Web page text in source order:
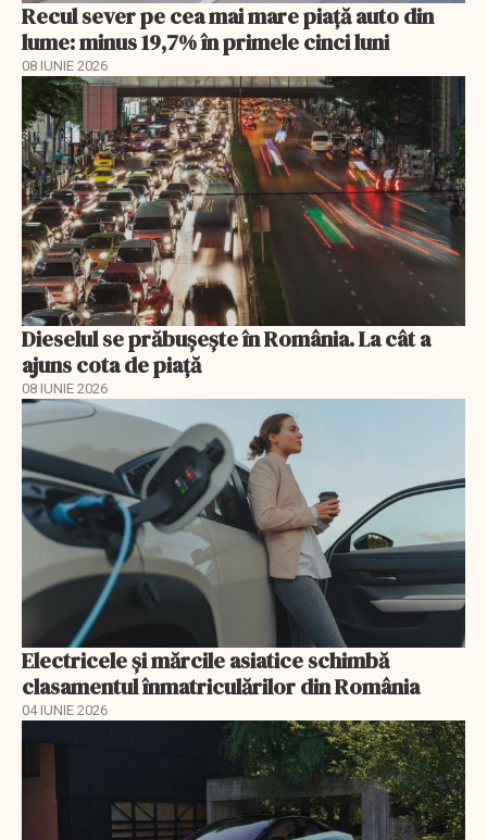
Recul sever pe cea mai mare piață auto din
lume: minus 19,7% în primele cinci luni
08 IUNIE 2026
Dieselul se prăbușește în România. La cât a
ajuns cota de piață
08 IUNIE 2026
Electricele și mărcile asiatice schimbă
clasamentul înmatriculărilor din România
04 IUNIE 2026